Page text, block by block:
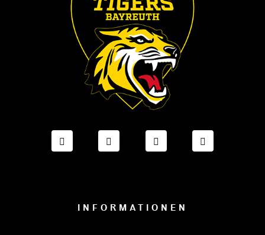
FACEBOOK ONESTO TIGERS BAYREUTH
INSTAGRAM ONESTO TIGERS
TIKTOK ONESTO
INFORMATIONEN